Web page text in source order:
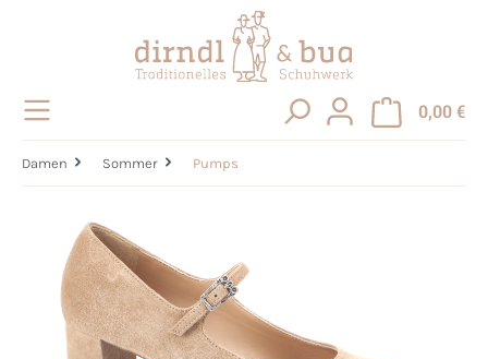
0,00 €
Damen Sommer Pumps
Bildergalerie überspringen